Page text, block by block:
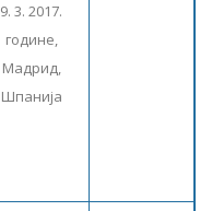
9. 3. 2017.
године,
Мадрид,
Шпанија